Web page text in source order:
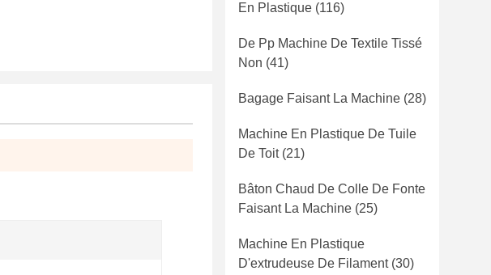
En Plastique (116)
De Pp Machine De Textile Tissé
Non (41)
Bagage Faisant La Machine (28)
Machine En Plastique De Tuile
De Toit(21)
Bâton Chaud De Colle De Fonte
Faisant La Machine (25)
Machine En Plastique
D'extrudeuse De Filament(30)